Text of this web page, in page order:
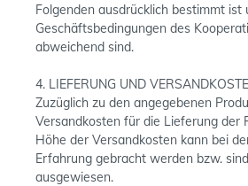
Folgenden ausdrücklich bestimmt ist
Geschäftsbedingungen des
abweichend sind.
4. LIEFERUNG UND
Zuzüglich zu den angegebenen
Versandkosten für die Lieferung der
Höhe der Versandkosten kann bei
Erfahrung gebracht werden bzw.
ausgewiesen.